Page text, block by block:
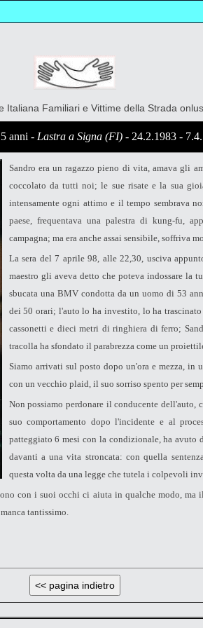
Italiana Familiari e Vittime della Strada onlus
anni - Lastra a Signa (FI) - 24.2.1983 -
Sandro era un ragazzo pieno di vita, amava gli
coccolato da tutti noi; le sue risate e la sua
intensamente ogni attimo e il tempo sembrava
paese, frequentava una palestra di kung-fu,
campagna; ma era anche assai sensibile, soffriva
La sera del 7 aprile 98, alle 22,30, usciva
maestro gli aveva detto che poteva indossare la
sbucata una BMV condotta da un uomo di 53
dei 50 orari; l'auto lo ha investito, lo ha
cassonetti e dieci metri di ringhiera di ferro;
tracolla ha sfondato il parabrezza come un
Siamo arrivati sul posto dopo un'ora e mezza, in
con un vecchio plaid, il suo sorriso spento per
Non possiamo perdonare il conducente dell'auto,
suo comportamento dopo l'incidente e al
patteggiato 6 mesi con la condizionale, ha avuto
davanti a una vita stroncata: con quella
questa volta da una legge che tutela i colpevoli
con i suoi occhi ci aiuta in qualche modo, ma
tantissimo.